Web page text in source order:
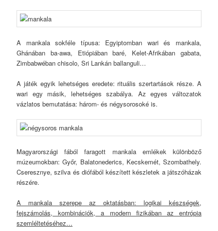
A mankala sokféle típusa: Egyiptomban wari és mankala,
Ghánában ba-awa, Etiópiában baré, Kelet-Afrikában gabata,
Zimbabwéban chisolo, Sri Lankán ballanguli…
A játék egyik lehetséges eredete: rituális szertartások része. A
wari egy másik, lehetséges szabálya. Az egyes változatok
vázlatos bemutatása: három- és négysorosoké is.
Magyarországi fából faragott mankala emlékek különböző
múzeumokban: Győr, Balatonederics, Kecskemét, Szombathely.
Cseresznye, szilva és diófából készített készletek a játszóházak
részére.
A mankala szerepe az oktatásban: logikai készségek,
fejszámolás, kombinációk, a modern fizikában az entrópia
szemléltetéséhez…